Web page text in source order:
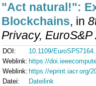
"Act natural!":
Blockchains, in
Privacy, EuroS&P
DOI:
10.1109/
Weblink: https://
Weblink: https://eprint.iacr.org/
Datei:
Dateilink